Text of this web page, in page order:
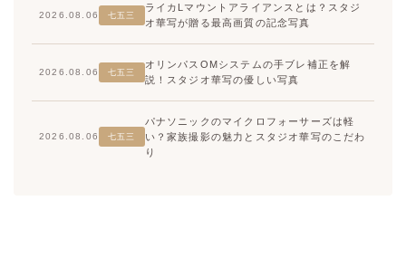
2026.08.06 七五三
ライカLマウントアライアンスとは？スタジ
オ華写が贈る最高画質の記念写真
2026.08.06 七五三
オリンパスOMシステムの手ブレ補正を解
説！スタジオ華写の優しい写真
2026.08.06 七五三
パナソニックのマイクロフォーサーズは軽
い？家族撮影の魅力とスタジオ華写のこだわ
り